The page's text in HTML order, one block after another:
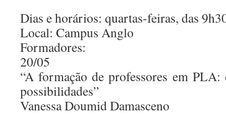
Dias e horários: quartas-feiras, das
Local: Campus Anglo
Formadores:
20/05
“A formação de professores em PLA:
possibilidades”
Vanessa Doumid Damasceno